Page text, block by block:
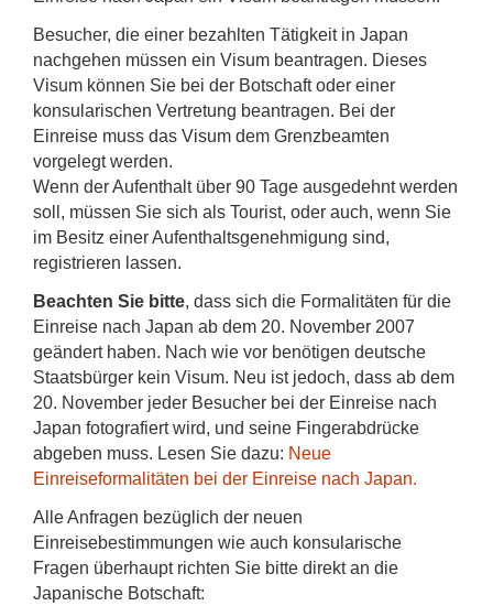
Besucher, die einer bezahlten Tätigkeit in Japan
nachgehen müssen ein Visum beantragen. Dieses
Visum können Sie bei der Botschaft oder einer
konsularischen Vertretung beantragen. Bei der
Einreise muss das Visum dem Grenzbeamten
vorgelegt werden.
Wenn der Aufenthalt über 90 Tage ausgedehnt werden
soll, müssen Sie sich als Tourist, oder auch, wenn Sie
im Besitz einer Aufenthaltsgenehmigung sind,
registrieren lassen.
Beachten Sie bitte, dass sich die Formalitäten für die
Einreise nach Japan ab dem 20. November 2007
geändert haben. Nach wie vor benötigen deutsche
Staatsbürger kein Visum. Neu ist jedoch, dass ab dem
20. November jeder Besucher bei der Einreise nach
Japan fotografiert wird, und seine Fingerabdrücke
abgeben muss. Lesen Sie dazu: Neue
Einreiseformalitäten bei der Einreise nach Japan.
Alle Anfragen bezüglich der neuen
Einreisebestimmungen wie auch konsularische
Fragen überhaupt richten Sie bitte direkt an die
Japanische Botschaft: